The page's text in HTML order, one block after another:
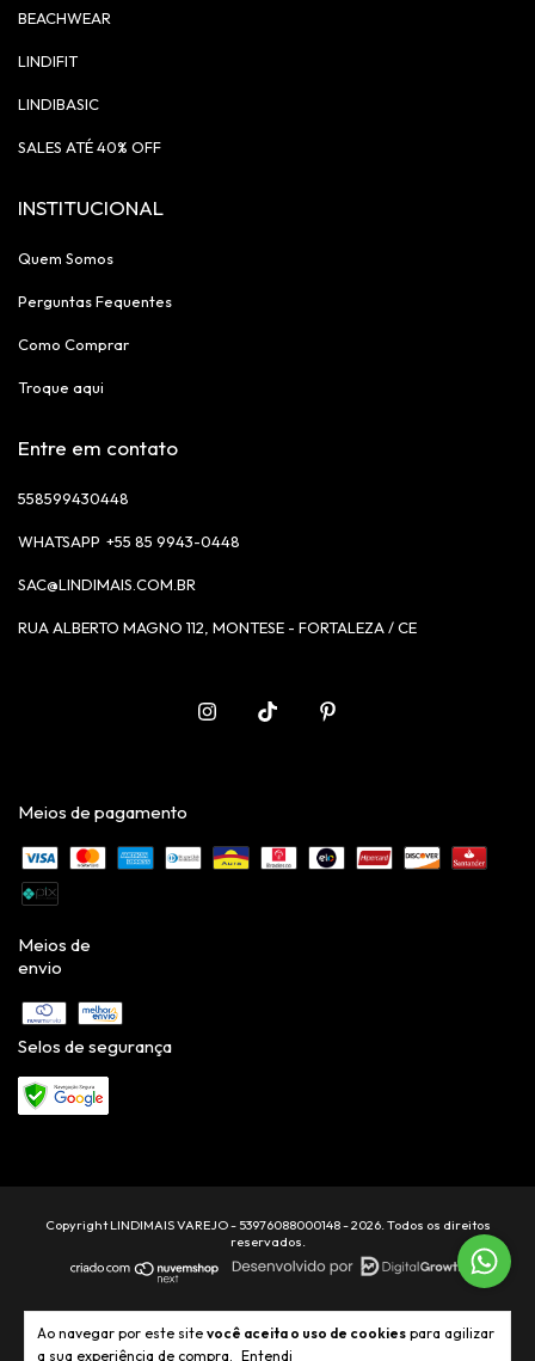
Ao navegar por este site você aceita o uso de cookies para agilizar
a sua experiência de compra. Entendi
BEACHWEAR
LINDIFIT
LINDIBASIC
SALES ATÉ 40% OFF
INSTITUCIONAL
Quem Somos
Perguntas Fequentes
Como Comprar
Troque aqui
Entre em contato
558599430448
+55 85 9943-0448
SAC@LINDIMAIS.COM.BR
RUA ALBERTO MAGNO 112, MONTESE - FORTALEZA / CE
Meios de pagamento
Meios de
envio
Selos de segurança
Copyright LINDIMAIS VAREJO - 53976088000148 - 2026. Todos os direitos
reservados.